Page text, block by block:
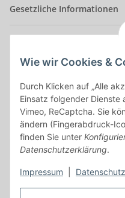
Wie wir Cookies &
Durch Klicken auf „Alle
Einsatz folgender Dienste
Vimeo, ReCaptcha. Sie
ändern (Fingerabdruck-
finden Sie unter
Datenschutzerklärung.
Impressum Datenschutz
Gesetzliche Informationen
Alle mit*markierten Felder
E-Mail-Adresse
Passwort
Passwort vergessen
Neu hier?